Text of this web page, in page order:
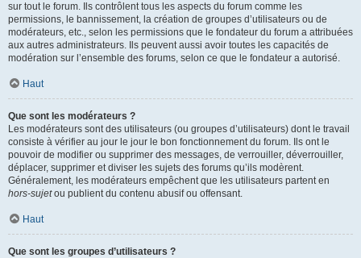
sur tout le forum. Ils contrôlent tous les aspects du forum comme les
permissions, le bannissement, la création de groupes d’utilisateurs ou de
modérateurs, etc., selon les permissions que le fondateur du forum a attribuées
aux autres administrateurs. Ils peuvent aussi avoir toutes les capacités de
modération sur l’ensemble des forums, selon ce que le fondateur a autorisé.
Haut
Que sont les modérateurs ?
Les modérateurs sont des utilisateurs (ou groupes d’utilisateurs) dont le travail
consiste à vérifier au jour le jour le bon fonctionnement du forum. Ils ont le
pouvoir de modifier ou supprimer des messages, de verrouiller, déverrouiller,
déplacer, supprimer et diviser les sujets des forums qu’ils modèrent.
Généralement, les modérateurs empêchent que les utilisateurs partent en
hors-sujetou publient du contenu abusif ou offensant.
Haut
Que sont les groupes d’utilisateurs ?